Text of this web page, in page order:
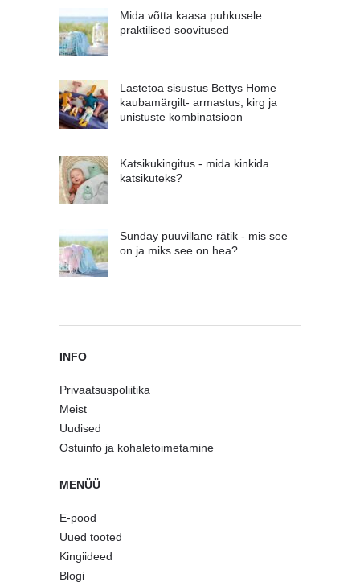
Mida võtta kaasa puhkusele:
praktilised soovitused
Lastetoa sisustus Bettys Home
kaubamärgilt- armastus, kirg ja
unistuste kombinatsioon
Katsikukingitus - mida kinkida
katsikuteks?
Sunday puuvillane rätik - mis see
on ja miks see on hea?
INFO
Privaatsuspoliitika
Meist
Uudised
Ostuinfo ja kohaletoimetamine
MENÜÜ
E-pood
Uued tooted
Kingiideed
Blogi